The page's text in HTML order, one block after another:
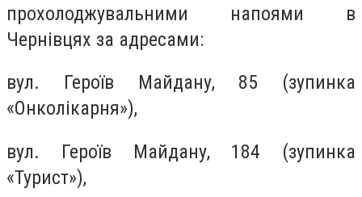
прохолоджувальними напоями в
Чернівцях за адресами:
вул. Героїв Майдану, 85 (зупинка
«Онколікарня»),
вул. Героїв Майдану, 184 (зупинка
«Турист»),